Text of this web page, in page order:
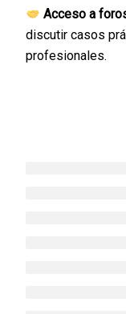
Acceso a
discutir casos
profesionales.